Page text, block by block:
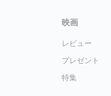
映画
レビュー
プレゼント
特集